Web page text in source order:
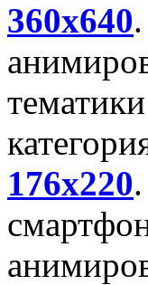
360x640
тематики
176x220